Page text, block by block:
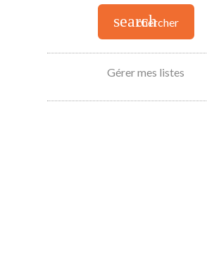
searchchercher
Gérer mes listes